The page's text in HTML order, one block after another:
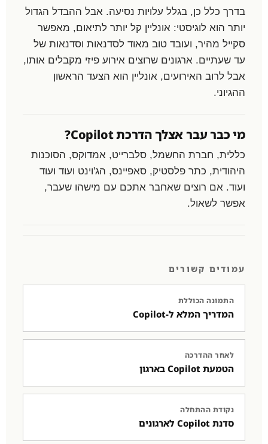
בדרך כלל כן, בגלל עלויות נסיעה. אבל ההבדל הגדול
יותר הוא לוגיסטי: אונליין קל יותר לתיאום, מאפשר
סקייל מהיר, ועובד טוב מאוד לסדנאות וסדנאות של
עד שעתיים. ארגונים שרוצים אירוע פיזי מקבלים אותו,
אבל לרוב האירועים, אונליין הוא הצעד הראשון
ההגיוני.
מי כבר עבר אצלך הדרכת Copilot?
כללית, חברת החשמל, סלברייט, אמדוקס, הסוכנות
היהודית, כתר פלסטיק, סאפיינס, הג'וינט ועוד ועוד
ועוד. אם רוצים שאחבר אתכם עם מישהו שעבר,
אפשר לשאול.
עמודים קשורים
התמונה הכוללת
המדריך המלא ל-Copilot
לאחר ההדרכה
הטמעת Copilot בארגון
נקודת ההתחלה
סדנת Copilot לארגונים